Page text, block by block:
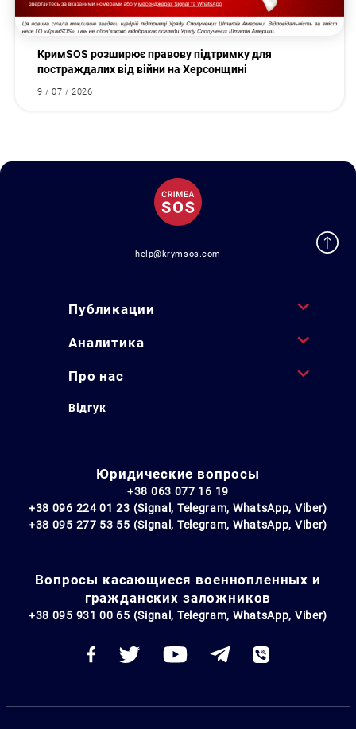
КримSOS розширює правову підтримку для
постраждалих від війни на Херсонщині
9 / 07 / 2026
help@krymsos.com
Публикации
Аналитика
Про нас
Відгук
Юридические вопросы
+38 063 077 16 19
+38 096 224 01 23 (Signal, Telegram, WhatsApp, Viber)
+38 095 277 53 55 (Signal, Telegram, WhatsApp, Viber)
Вопросы касающиеся военнопленных и
гражданских заложников
+38 095 931 00 65 (Signal, Telegram, WhatsApp, Viber)